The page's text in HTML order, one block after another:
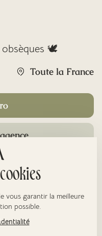
obsèques 🕊️
Toute la France
vous garantir la meilleure
possible.